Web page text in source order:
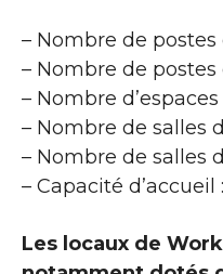
– Nombre de
– Nombre de postes
– Nombre
– Nombre de salles
– Nombre de salles
– Capacité
Les locaux de